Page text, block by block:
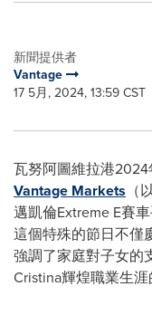
新聞提供者
Vantage
17 5月, 2024, 13:59 CST
瓦努阿圖維拉港2024
Vantage Markets
邁凱倫Extreme E賽
這個特殊的節日不僅
強調了家庭對子女的
Cristina輝煌職業生涯